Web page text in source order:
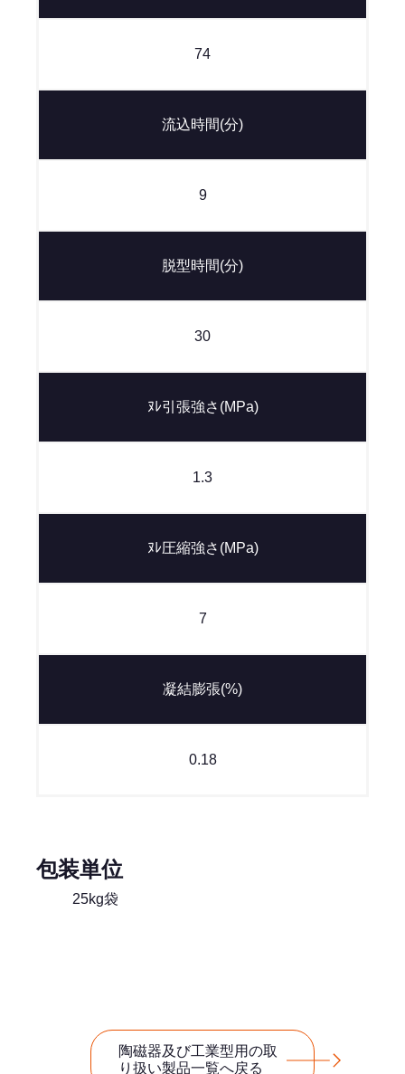
74
流込時間(分)
9
脱型時間(分)
30
ﾇﾚ引張強さ(MPa)
1.3
ﾇﾚ圧縮強さ(MPa)
7
凝結膨張(%)
0.18
包装単位
25kg袋
陶磁器及び工業型用の取
り扱い製品一覧へ戻る